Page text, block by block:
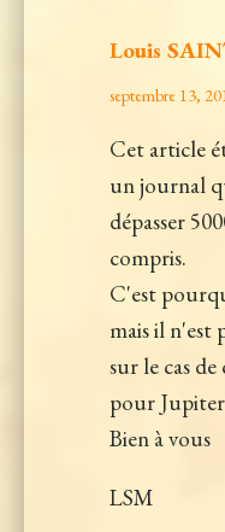
Louis
septembre 13,
Cet article
un journal
dépasser
compris.
C'est
mais il n'est
sur le cas
pour
Bien à vous
LSM